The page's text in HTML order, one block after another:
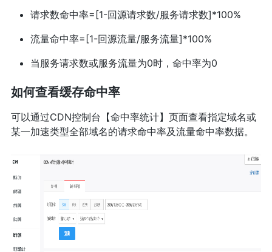
请求数命中率=[1-回源请求数/服务请求数]*100%
流量命中率=[1-回源流量/服务流量]*100%
当服务请求数或服务流量为0时，命中率为0
如何查看缓存命中率
可以通过CDN控制台【命中率统计】页面查看指定域名或
某一加速类型全部域名的请求命中率及流量命中率数据。